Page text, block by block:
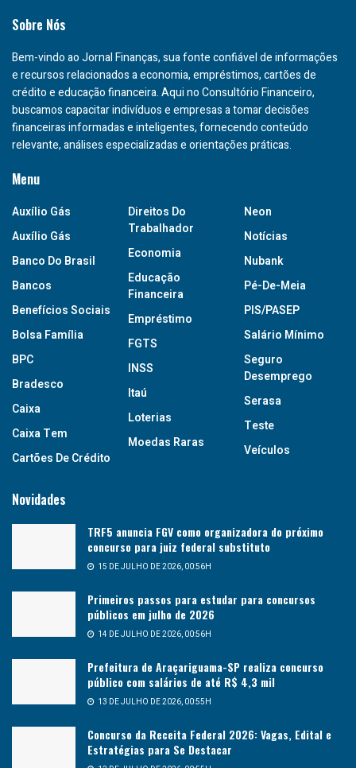
Sobre Nós
Bem-vindo ao Jornal Finanças, sua fonte confiável de informações
e recursos relacionados a economia, empréstimos, cartões de
crédito e educação financeira. Aqui no Consultório Financeiro,
buscamos capacitar indivíduos e empresas a tomar decisões
financeiras informadas e inteligentes, fornecendo conteúdo
relevante, análises especializadas e orientações práticas.
Menu
Auxílio Gás
Auxílio Gás
Banco Do Brasil
Bancos
Benefícios Sociais
Bolsa Família
BPC
Bradesco
Caixa
Caixa Tem
Cartões De Crédito
Direitos Do
Trabalhador
Economia
Educação
Financeira
Empréstimo
FGTS
INSS
Itaú
Loterias
Moedas Raras
Neon
Notícias
Nubank
Pé-De-Meia
PIS/PASEP
Salário Mínimo
Seguro
Desemprego
Serasa
Teste
Veículos
Novidades
TRF5 anuncia FGV como organizadora do próximo
concurso para juiz federal substituto
15 DE JULHO DE 2026, 00:56H
Primeiros passos para estudar para concursos
públicos em julho de 2026
14 DE JULHO DE 2026, 00:56H
Prefeitura de Araçariguama-SP realiza concurso
público com salários de até R$ 4,3 mil
13 DE JULHO DE 2026, 00:55H
Concurso da Receita Federal 2026: Vagas, Edital e
Estratégias para Se Destacar